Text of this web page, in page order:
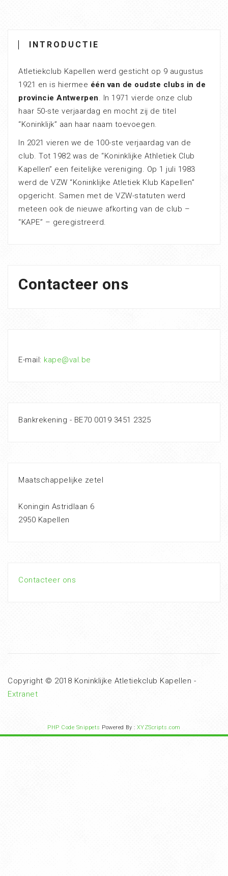
INTRODUCTIE
Atletiekclub Kapellen werd gesticht op 9 augustus
1921 en is hiermee één van de oudste clubs in de
provincie Antwerpen. In 1971 vierde onze club
haar 50-ste verjaardag en mocht zij de titel
“Koninklijk” aan haar naam toevoegen.
In 2021 vieren we de 100-ste verjaardag van de
club. Tot 1982 was de “Koninklijke Athletiek Club
Kapellen” een feitelijke vereniging. Op 1 juli 1983
werd de VZW “Koninklijke Atletiek Klub Kapellen”
opgericht. Samen met de VZW-statuten werd
meteen ook de nieuwe afkorting van de club –
“KAPE” – geregistreerd.
Contacteer ons
E-mail: kape@val.be
Bankrekening - BE70 0019 3451 2325
Maatschappelijke zetel
Koningin Astridlaan 6
2950 Kapellen
Contacteer ons
Copyright © 2018 Koninklijke Atletiekclub Kapellen -
Extranet
PHP Code Snippets Powered By : XYZScripts.com